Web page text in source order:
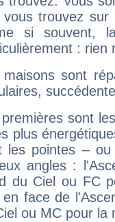
vous trouvez
si souvent,
: rien
maisons sont
sont
plus
les pointes –
angles :
du Ciel ou FC
en face de
ou MC pour la